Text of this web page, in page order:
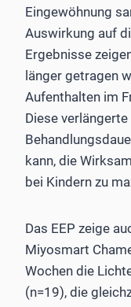
Eingewöhnung
Auswirkung auf
Ergebnisse
länger getragen
Aufenthalten im
Diese
kann, die
bei Kindern zu
Das EEP zeige
Miyosmart
Wochen die
(n=19), die